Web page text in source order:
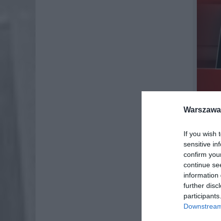
If you wish
sensitive
confirm
continue
information
further